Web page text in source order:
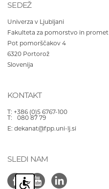
SEDEŽ
Univerza v Ljubljani
Fakulteta za pomorstvo in promet
Pot pomorščakov 4
6320 Portorož
Slovenija
KONTAKT
T: +386 (0)5 6767-100
T:
080 87 79
E: dekanat@fpp.uni-lj.si
SLEDI NAM